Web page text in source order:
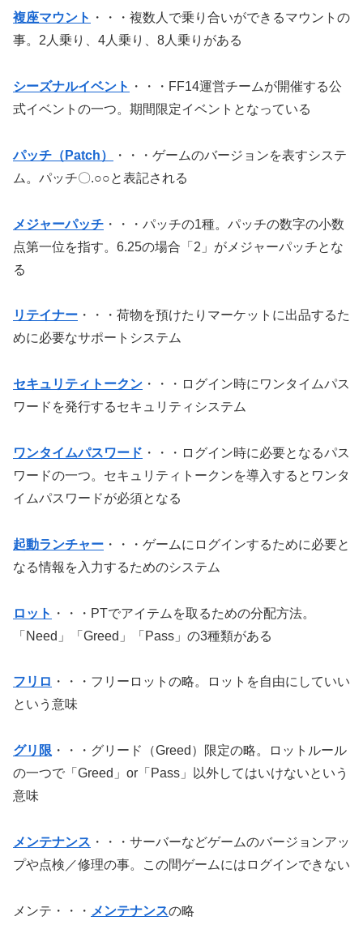
複座マウント ・・・複数人で乗り合いができるマウントの
事。2人乗り、4人乗り、8人乗りがある
シーズナルイベント ・・・FF14運営チームが開催する公
式イベントの一つ。期間限定イベントとなっている
パッチ（Patch）
・・・ゲームのバージョンを表すシステ
ム。パッチ〇.○○と表記される
メジャーパッチ ・・・パッチの1種。パッチの数字の小数
点第一位を指す。6.25の場合「2」がメジャーパッチとな
る
リテイナー ・・・荷物を預けたりマーケットに出品するた
めに必要なサポートシステム
セキュリティトークン ・・・ログイン時にワンタイムパス
ワードを発行するセキュリティシステム
ワンタイムパスワード ・・・ログイン時に必要となるパス
ワードの一つ。セキュリティトークンを導入するとワンタ
イムパスワードが必須となる
起動ランチャー ・・・ゲームにログインするために必要と
なる情報を入力するためのシステム
ロット ・・・PTでアイテムを取るための分配方法。
「Need」「Greed」「Pass」の3種類がある
フリロ ・・・フリーロットの略。ロットを自由にしていい
という意味
グリ限 ・・・グリード（Greed）限定の略。ロットルール
の一つで「Greed」or「Pass」以外してはいけないという
意味
メンテナンス ・・・サーバーなどゲームのバージョンアッ
プや点検／修理の事。この間ゲームにはログインできない
メンテ・・・ メンテナンスの略